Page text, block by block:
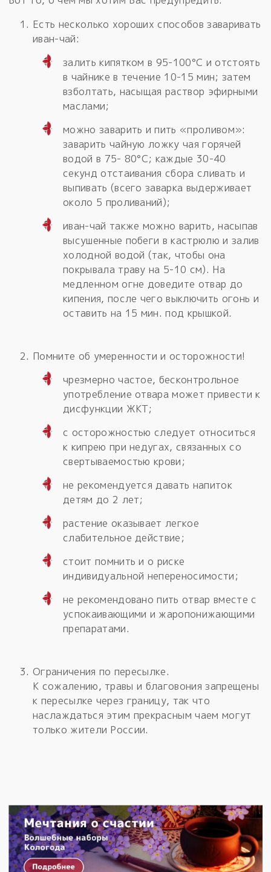
Есть несколько хороших способов заваривать
иван-чай:
залить кипятком в 95-100°C и отстоять
в чайнике в течение 10-15 мин; затем
взболтать, насыщая раствор эфирными
маслами;
можно заварить и пить «проливом»:
заварить чайную ложку чая горячей
водой в 75- 80°C; каждые 30-40
секунд отстаивания сбора сливать и
выпивать (всего заварка выдерживает
около 5 проливаний);
иван-чай также можно варить, насыпав
высушенные побеги в кастрюлю и залив
холодной водой (так, чтобы она
покрывала траву на 5-10 см). На
медленном огне доведите отвар до
кипения, после чего выключить огонь и
оставить на 15 мин. под крышкой.
Помните об умеренности и осторожности!
чрезмерно частое, бесконтрольное
употребление отвара может привести к
дисфункции ЖКТ;
с осторожностью следует относиться
к кипрею при недугах, связанных со
свертываемостью крови;
не рекомендуется давать напиток
детям до 2 лет;
растение оказывает легкое
слабительное действие;
стоит помнить и о риске
индивидуальной непереносимости;
не рекомендовано пить отвар вместе с
успокаивающими и жаропонижающими
препаратами.
Ограничения по пересылке.
К сожалению, травы и благовония запрещены
к пересылке через границу, так что
наслаждаться этим прекрасным чаем могут
только жители России.